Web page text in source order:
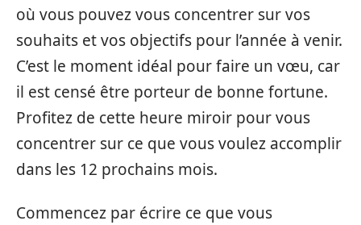
où vous pouvez vous concentrer sur vos
souhaits et vos objectifs pour l’année à venir.
C’est le moment idéal pour faire un vœu, car
il est censé être porteur de bonne fortune.
Profitez de cette heure miroir pour vous
concentrer sur ce que vous voulez accomplir
dans les 12 prochains mois.
Commencez par écrire ce que vous